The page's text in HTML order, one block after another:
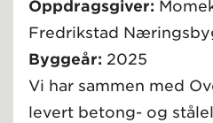
Oppdragsgiver:
Fredrikstad
Byggeår: 2025
Vi har sammen med
levert betong- og